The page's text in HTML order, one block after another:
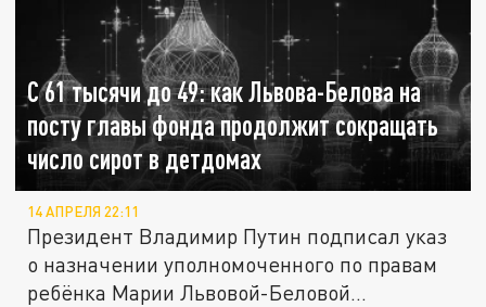
С 61 тысячи до 49: как Львова-Белова на
посту главы фонда продолжит сокращать
число сирот в детдомах
14 АПРЕЛЯ 22:11
Президент Владимир Путин подписал указ
о назначении уполномоченного по правам
ребёнка Марии Львовой-Беловой...